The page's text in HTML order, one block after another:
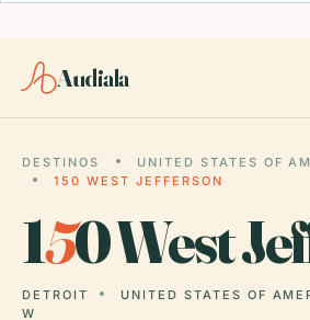
Audiala
DESTINOS UNITED STATES OF
150 WEST JEFFERSON
150 West
DETROIT UNITED STATES OF
W